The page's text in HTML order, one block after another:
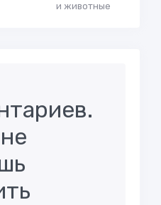
и животные